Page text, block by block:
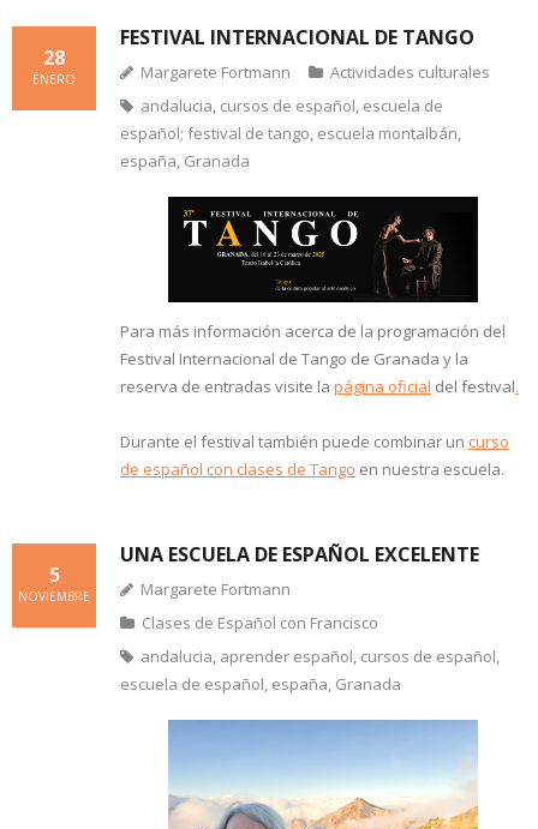
FESTIVAL INTERNACIONAL DE TANGO
28
ENERO Margarete Fortmann
Actividades culturales
andalucia, cursos de español, escuela de
español; festival de tango, escuela montalbán,
españa, Granada
Para más información acerca de la programación del
Festival Internacional de Tango de Granada y la
reserva de entradas visite la página oficial del festival.
Durante el festival también puede combinar un curso
de español con clases de Tango en nuestra escuela.
UNA ESCUELA DE ESPAÑOL EXCELENTE
5
NOVIEMBRE
Margarete Fortmann
Clases de Español con Francisco
andalucia, aprender español, cursos de español,
escuela de español, españa, Granada